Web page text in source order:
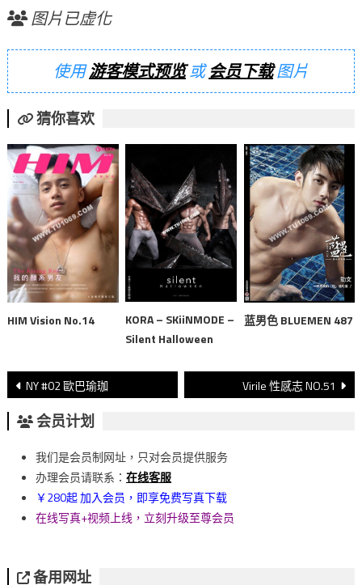
图片已虚化
使用游客模式预览或会员下载图片
猜你喜欢
HIM Vision No.14
KORA – SKiiNMODE –
Silent Halloween
蓝男色 BLUEMEN 487
文
章
導
覽
NY #02 歐巴瑜珈 Virile 性感志 NO.51
会员计划
我们是会员制网址，只对会员提供服务
办理会员请联系： 在线客服
￥280起 加入会员，即享免费写真下载
在线写真+视频上线，立刻升级至尊会员
备用网址